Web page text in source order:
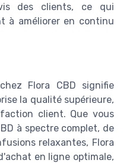
des clients, ce qui
à améliorer en continu
Flora CBD signifie
la qualité supérieure,
client. Que vous
à spectre complet, de
relaxantes, Flora
en ligne optimale,